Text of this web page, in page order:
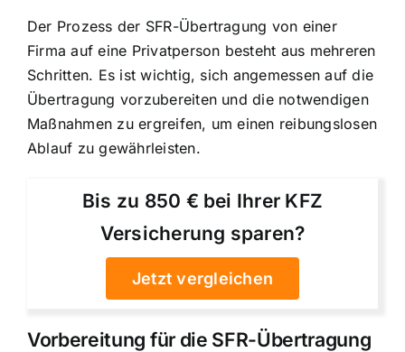
Der Prozess der SFR-Übertragung von einer
Firma auf eine Privatperson besteht aus mehreren
Schritten. Es ist wichtig, sich angemessen auf die
Übertragung vorzubereiten und die notwendigen
Maßnahmen zu ergreifen, um einen reibungslosen
Ablauf zu gewährleisten.
Bis zu 850 € bei Ihrer KFZ
Versicherung sparen?
Jetzt vergleichen
Vorbereitung für die SFR-Übertragung